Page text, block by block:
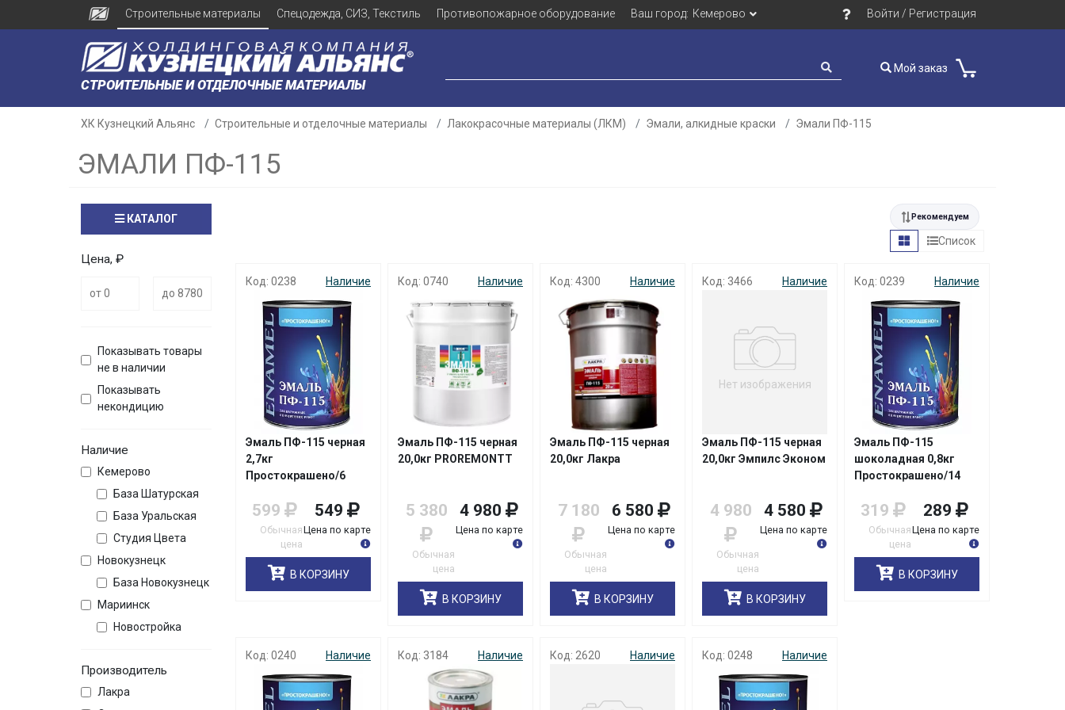
Строительные материалы Спецодежда, СИЗ, Текстиль Противопожарное оборудование Ваш город: Кемерово Войти / Регистрация
СТРОИТЕЛЬНЫЕ И ОТДЕЛОЧНЫЕ МАТЕРИАЛЫ
Мой заказ
ХК Кузнецкий Альянс Строительные и отделочные материалы Лакокрасочные материалы (ЛКМ) Эмали, алкидные краски Эмали ПФ-115
ЭМАЛИ ПФ-115
КАТАЛОГ
Цена, ₽
Показывать товары
не в наличии
Показывать
некондицию
Наличие
Кемерово
База Шатурская
База Уральская
Студия Цвета
Новокузнецк
База Новокузнецк
Мариинск
Новостройка
Производитель
Лакра
Рекомендуем
Список
Код: 0238 Наличие
Эмаль ПФ-115 черная
2,7кг
Простокрашено/6
599
Обычная
цена
549
Цена по карте
В КОРЗИНУ
Код: 0740 Наличие
Эмаль ПФ-115 черная
20,0кг PROREMONTT
5 380
Обычная
цена
4 980
Цена по карте
В КОРЗИНУ
Код: 4300 Наличие
Эмаль ПФ-115 черная
20,0кг Лакра
7 180
Обычная
цена
6 580
Цена по карте
В КОРЗИНУ
Код: 3466 Наличие
Нет изображения
Эмаль ПФ-115 черная
20,0кг Эмпилс Эконом
4 980
Обычная
цена
4 580
Цена по карте
В КОРЗИНУ
Код: 0239 Наличие
Эмаль ПФ-115
шоколадная 0,8кг
Простокрашено/14
319
Обычная
цена
289
Цена по карте
В КОРЗИНУ
Код: 0240 Наличие Код: 3184 Наличие Код: 2620 Наличие Код: 0248 Наличие